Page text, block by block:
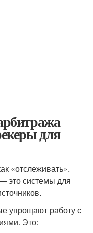
для
«отслеживать».
это системы для
упрощают работу с
Это: